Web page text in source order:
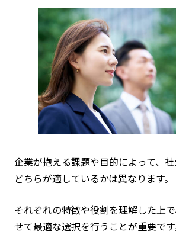
企業が抱える課題や目的によって、
どちらが適しているかは異なります。
それぞれの特徴や役割を理解した上
せて最適な選択を行うことが重要で